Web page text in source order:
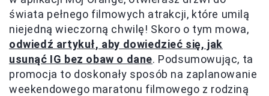
świata pełnego filmowych atrakcji, które umilą
niejedną wieczorną chwilę! Skoro o tym mowa,
odwiedź artykuł, aby dowiedzieć się, jak
usunąć IG bez obaw o dane. Podsumowując, ta
promocja to doskonały sposób na zaplanowanie
weekendowego maratonu filmowego z rodziną